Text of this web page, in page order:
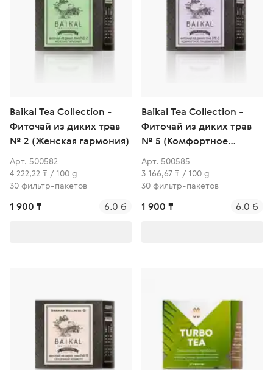
Baikal Tea Collection -
Фиточай из диких трав
№ 2 (Женская гармония)
Арт. 500582
4 222,22 ₸ / 100 g
30 фильтр-пакетов
1 900 ₸ 6.0 б
Baikal Tea Collection -
Фиточай из диких трав
№ 5 (Комфортное
пищеварение)
Арт. 500585
3 166,67 ₸ / 100 g
30 фильтр-пакетов
1 900 ₸ 6.0 б